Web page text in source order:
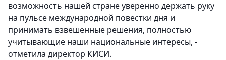
возможность нашей стране уверенно держать руку
на пульсе международной повестки дня и
принимать взвешенные решения, полностью
учитывающие наши национальные интересы, -
отметила директор КИСИ.